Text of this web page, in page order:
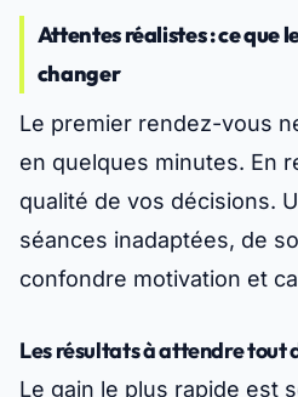
Attentes réalistes : ce que
changer
Le premier rendez-vous
en quelques minutes. En
qualité de vos décisions.
séances inadaptées, de
confondre motivation et
Les résultats à attendre tout
Le gain le plus rapide est